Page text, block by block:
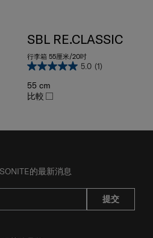
行李箱 55厘米/20吋
5.0
55 cm
比較
提交